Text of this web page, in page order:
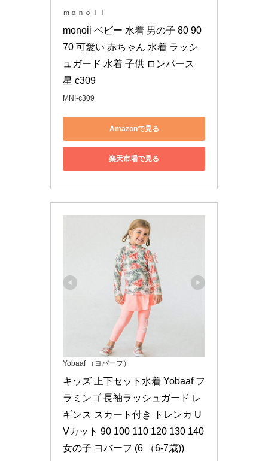
ｍｏｎｏｉｉ
monoii ベビー 水着 男の子 80 90
70 可愛い 赤ちゃん 水着 ラッシ
ュガード 水着 子供 ロンパース
星 c309
MNI-c309
Amazonで見る
楽天市場で見る
Yobaaf （ヨバーフ）
キッズ 上下セット水着 Yobaaf フ
ラミンゴ 長袖ラッシュガード レ
ギンス スカート付き トレンカ U
Vカット 90 100 110 120 130 140
女の子 ヨバーフ (6 （6-7歳))